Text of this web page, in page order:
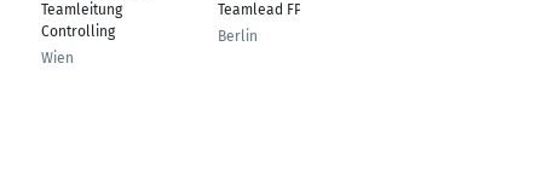
Teamleitung
Controlling
Wien
Teamlead FP&A
Berlin